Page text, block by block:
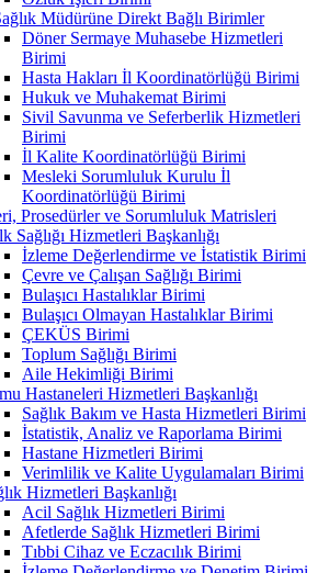
Müdürüne Direkt Bağlı Birimler
Döner Sermaye Muhasebe Hizmetleri
Birimi
Hasta Hakları İl Koordinatörlüğü Birimi
Hukuk ve Muhakemat Birimi
Sivil Savunma ve Seferberlik Hizmetleri
Birimi
İl Kalite Koordinatörlüğü Birimi
Mesleki Sorumluluk Kurulu İl
Koordinatörlüğü Birimi
Prosedürler ve Sorumluluk Matrisleri
Sağlığı Hizmetleri Başkanlığı
İzleme Değerlendirme ve İstatistik Birimi
Çevre ve Çalışan Sağlığı Birimi
Bulaşıcı Hastalıklar Birimi
Bulaşıcı Olmayan Hastalıklar Birimi
ÇEKÜS Birimi
Toplum Sağlığı Birimi
Aile Hekimliği Birimi
Hastaneleri Hizmetleri Başkanlığı
Sağlık Bakım ve Hasta Hizmetleri Birimi
İstatistik, Analiz ve Raporlama Birimi
Hastane Hizmetleri Birimi
Verimlilik ve Kalite Uygulamaları Birimi
Hizmetleri Başkanlığı
Acil Sağlık Hizmetleri Birimi
Afetlerde Sağlık Hizmetleri Birimi
Tıbbi Cihaz ve Eczacılık Birimi